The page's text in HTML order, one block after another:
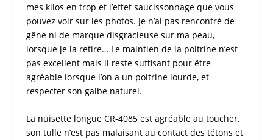
mes kilos en trop et l’effet saucissonnage que vous
pouvez voir sur les photos. Je n’ai pas rencontré de
gêne ni de marque disgracieuse sur ma peau,
lorsque je la retire… Le maintien de la poitrine n’est
pas excellent mais il reste suffisant pour être
agréable lorsque l’on a un poitrine lourde, et
respecter son galbe naturel.
La nuisette longue CR-4085est agréable au toucher,
son tulle n’est pas malaisant au contact des tétons et